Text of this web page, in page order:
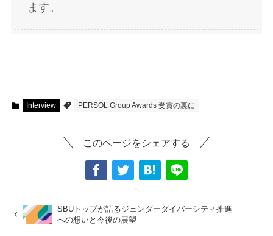
ます。
Interview PERSOL Group Awards 受賞の裏に
このページをシェアする
SBUトップが語るジェンダーダイバーシティ推進
への想いと今後の展望